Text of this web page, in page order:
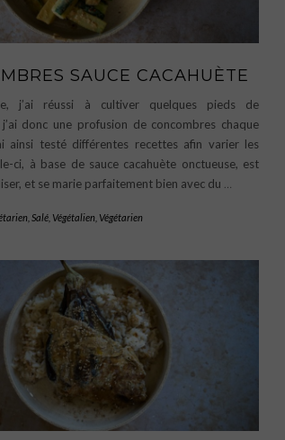
SAUCE CACAHUÈTE
j’ai réussi à cultiver quelques pieds de
donc une profusion de concombres chaque
ainsi testé différentes recettes afin varier les
ci, à base de sauce cacahuète onctueuse, est
et se marie parfaitement bien avec du …
Salé Végétalien Végétarien